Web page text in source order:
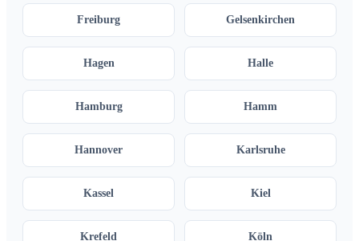
Freiburg Gelsenkirchen
Hagen Halle
Hamburg Hamm
Hannover Karlsruhe
Kassel Kiel
Krefeld Köln